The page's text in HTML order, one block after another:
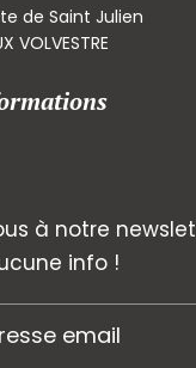
de Saint Julien
VOLVESTRE
à notre
info !